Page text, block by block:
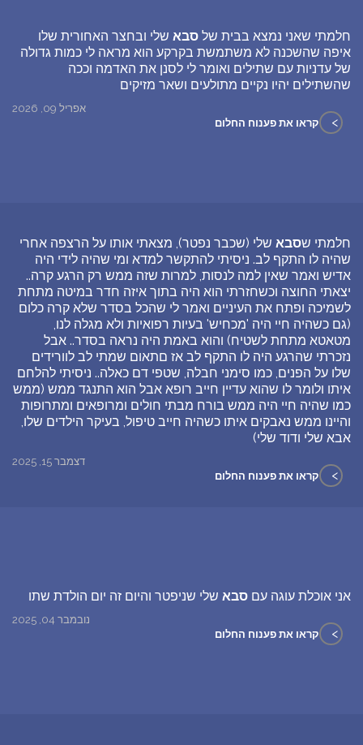
חלמתי שאני נמצא בבית של סבא שלי ובחצר האחורית שלו
איפה שהשכנה לא משתמשת בקרקע הוא מראה לי כמות גדולה
של עדניות עם שתילים ואומר לי לסנן את האדמה וככה
שהשתילים יהיו נקיים מתולעים ושאר מזיקים
אפריל 09, 2026
> קראו את פענוח החלום
חלמתי שסבא שלי (שכבר נפטר), מצאתי אותו על הרצפה אחרי
שהיה לו התקף לב. ניסיתי להתקשר למדא ומי שהיה לידי היה
אדיש ואמר שאין למה לנסות, למרות שזה ממש רק הרגע קרה..
יצאתי החוצה וכשחזרתי הוא היה בתוך איזה חדר במיטה מתחת
לשמיכה ופתח את העיניים ואמר לי שהכל בסדר שלא קרה כלום
(גם כשהיה חיי היה 'מכחיש' בעיות רפואיות ולא מגלה לנו,
מטאטא מתחת לשטיח) והוא באמת היה נראה בסדר.. אבל
נזכרתי שהרגע היה לו התקף לב אז םתאום שמתי לב לוורידים
שלו על הפנים, כמו סימני חבלה, שטפי דם כאלה.. ניסיתי להלחם
איתו ולומר לו שהוא עדיין חייב רופא אבל הוא התנגד ממש (ממש
כמו שהיה חיי היה ממש בורח מבתי חולים ומרופאים ומתרופות
והיינו ממש נאבקים איתו כשהיה חייב טיפול, בעיקר הילדים שלו,
אבא שלי ודוד שלי)
דצמבר 15, 2025
> קראו את פענוח החלום
אני אוכלת עוגה עם סבא שלי שניפטר והיום זה יום הולדת שתו
נובמבר 04, 2025
> קראו את פענוח החלום